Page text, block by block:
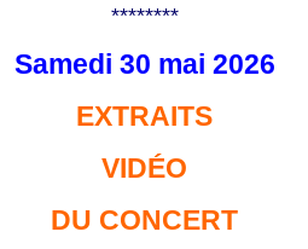
********
Samedi 30 mai 2026
EXTRAITS
VIDÉO
DU CONCERT